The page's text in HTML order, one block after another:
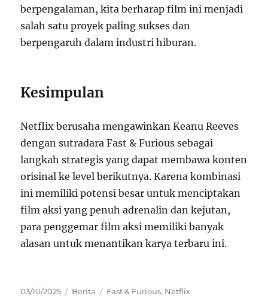
berpengalaman, kita berharap film ini menjadi
salah satu proyek paling sukses dan
berpengaruh dalam industri hiburan.
Kesimpulan
Netflix berusaha mengawinkan Keanu Reeves
dengan sutradara Fast & Furious sebagai
langkah strategis yang dapat membawa konten
orisinal ke level berikutnya. Karena kombinasi
ini memiliki potensi besar untuk menciptakan
film aksi yang penuh adrenalin dan kejutan,
para penggemar film aksi memiliki banyak
alasan untuk menantikan karya terbaru ini.
Posted
03/10/2025 Categories
Berita Tags
Fast & Furious, Netflix